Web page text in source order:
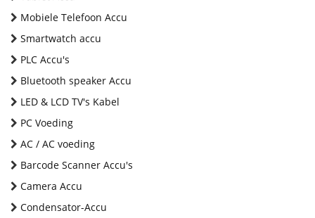
Mobiele Telefoon Accu
Smartwatch accu
PLC Accu's
Bluetooth speaker Accu
LED & LCD TV's Kabel
PC Voeding
AC / AC voeding
Barcode Scanner Accu's
Camera Accu
Condensator-Accu